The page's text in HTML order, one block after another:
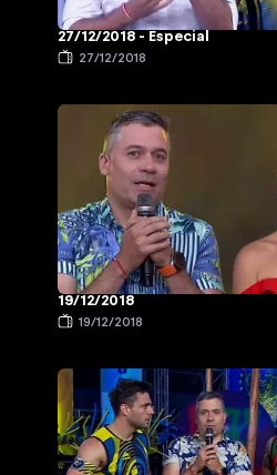
27/12/2018 - Especial
27/12/2018
19/12/2018
19/12/2018